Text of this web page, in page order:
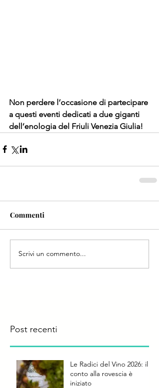
Non perdere l’occasione di partecipare
a questi eventi dedicati a due giganti
dell’enologia del Friuli Venezia Giulia!
Commenti
Scrivi un commento...
Post recenti
Le Radici del Vino 2026: il
conto alla rovescia è
iniziato